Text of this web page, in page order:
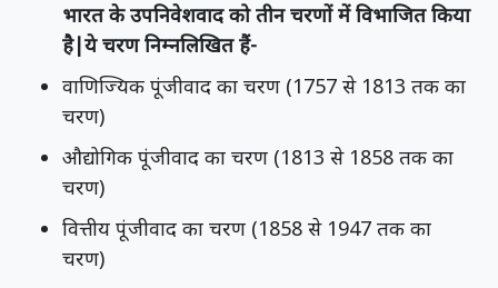
भारत के उपनिवेशवाद को तीन चरणों में विभाजित किया
है|ये चरण निम्नलिखित हैं-
वाणिज्यिक पूंजीवाद का चरण (1757 से 1813 तक का
चरण)
औद्योगिक पूंजीवाद का चरण (1813 से 1858 तक का
चरण)
वित्तीय पूंजीवाद का चरण (1858 से 1947 तक का
चरण)